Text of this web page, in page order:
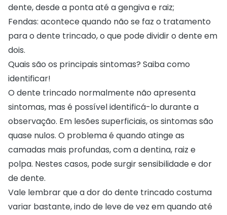
dente, desde a ponta até a gengiva e raiz;
Fendas: acontece quando não se faz o tratamento
para o dente trincado, o que pode dividir o dente em
dois.
Quais são os principais sintomas? Saiba como
identificar!
O dente trincado normalmente não apresenta
sintomas, mas é possível identificá-lo durante a
observação. Em lesões superficiais, os sintomas são
quase nulos. O problema é quando atinge as
camadas mais profundas, com a dentina, raiz e
polpa. Nestes casos, pode surgir sensibilidade edor
de dente.
Vale lembrar que a dor do dente trincado costuma
variar bastante, indo de leve de vez em quando até